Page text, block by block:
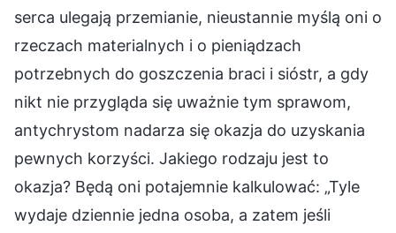
serca ulegają przemianie, nieustannie myślą oni o
rzeczach materialnych i o pieniądzach
potrzebnych do goszczenia braci i sióstr, a gdy
nikt nie przygląda się uważnie tym sprawom,
antychrystom nadarza się okazja do uzyskania
pewnych korzyści. Jakiego rodzaju jest to
okazja? Będą oni potajemnie kalkulować: „Tyle
wydaje dziennie jedna osoba, a zatem jeśli